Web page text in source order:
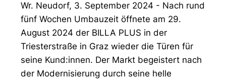
Wr. Neudorf, 3. September 2024 - Nach rund
fünf Wochen Umbauzeit öffnete am 29.
August 2024 der BILLA PLUS in der
Triesterstraße in Graz wieder die Türen für
seine Kund:innen. Der Markt begeistert nach
der Modernisierung durch seine helle